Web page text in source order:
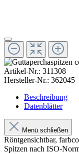
Artikel-Nr.: 311308
Hersteller-Nr.: 362045
Beschreibung
Datenblätter
Menü schließen
Röntgensichtbar,
Spitzen nach ISO-